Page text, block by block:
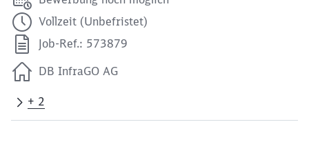
Vollzeit (Unbefristet)
Job-Ref.: 573879
DB InfraGO AG
+ 2